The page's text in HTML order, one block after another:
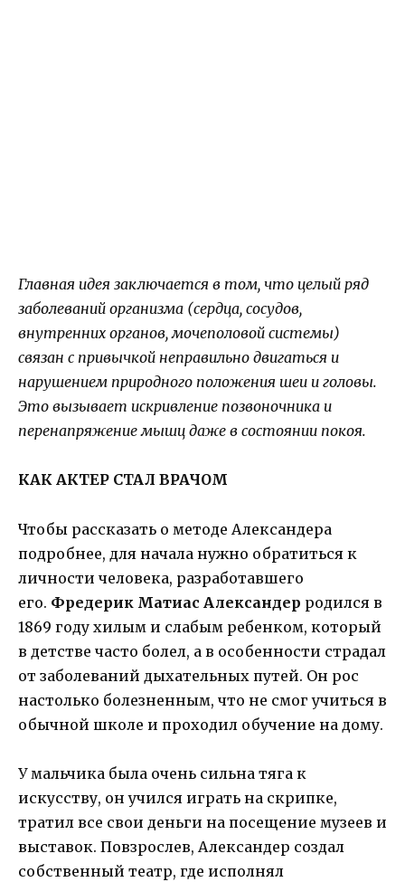
Главная идея заключается в том, что целый ряд
заболеваний организма (сердца, сосудов,
внутренних органов, мочеполовой системы)
связан с привычкой неправильно двигаться и
нарушением природного положения шеи и головы.
Это вызывает искривление позвоночника и
перенапряжение мышц даже в состоянии покоя.
КАК АКТЕР СТАЛ ВРАЧОМ
Чтобы рассказать о методе Александера
подробнее, для начала нужно обратиться к
личности человека, разработавшего
его. Фредерик Матиас Александер родился в
1869 году хилым и слабым ребенком, который
в детстве часто болел, а в особенности страдал
от заболеваний дыхательных путей. Он рос
настолько болезненным, что не смог учиться в
обычной школе и проходил обучение на дому.
У мальчика была очень сильна тяга к
искусству, он учился играть на скрипке,
тратил все свои деньги на посещение музеев и
выставок. Повзрослев, Александер создал
собственный театр, где исполнял